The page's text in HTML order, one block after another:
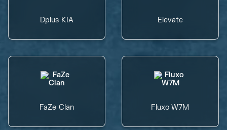
Dplus KIA Elevate
FaZe Clan Fluxo W7M